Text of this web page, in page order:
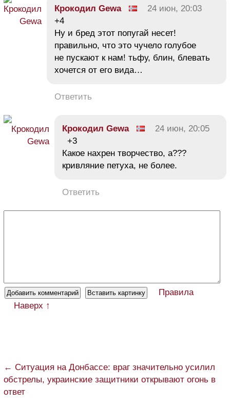
Крокодил Gewa
24 июн, 20:03
+4
Ну и бред этот попугай несет!
правильно, что это чучело голубое
не пускают к нам! тьфу, блин, блевать
хочется от его вида…
Ответить
Крокодил Gewa
24 июн, 20:05
+3
Какое нахрен творчество, а???
кривляние петуха, не более.
Ответить
Правила
Наверх ↑
← Ситуация на Донбассе: враг значительно усилил
обстрелы, украинские защитники открывают огонь в
ответ